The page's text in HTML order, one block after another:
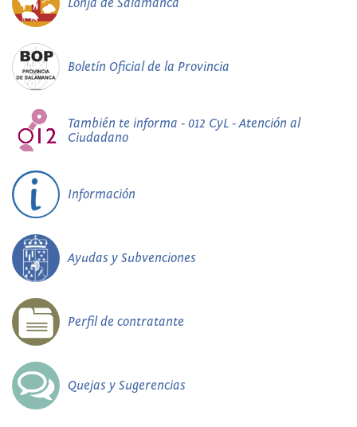
Boletín Oficial de la Provincia
También te informa - 012 CyL - Atención al
Ciudadano
Información
Ayudas y Subvenciones
Perfil de contratante
Quejas y Sugerencias